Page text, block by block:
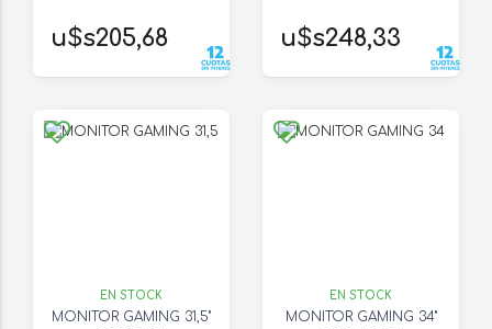
u$s205,68 u$s248,33
EN STOCK
MONITOR GAMING 31,5"
EN STOCK
MONITOR GAMING 34"